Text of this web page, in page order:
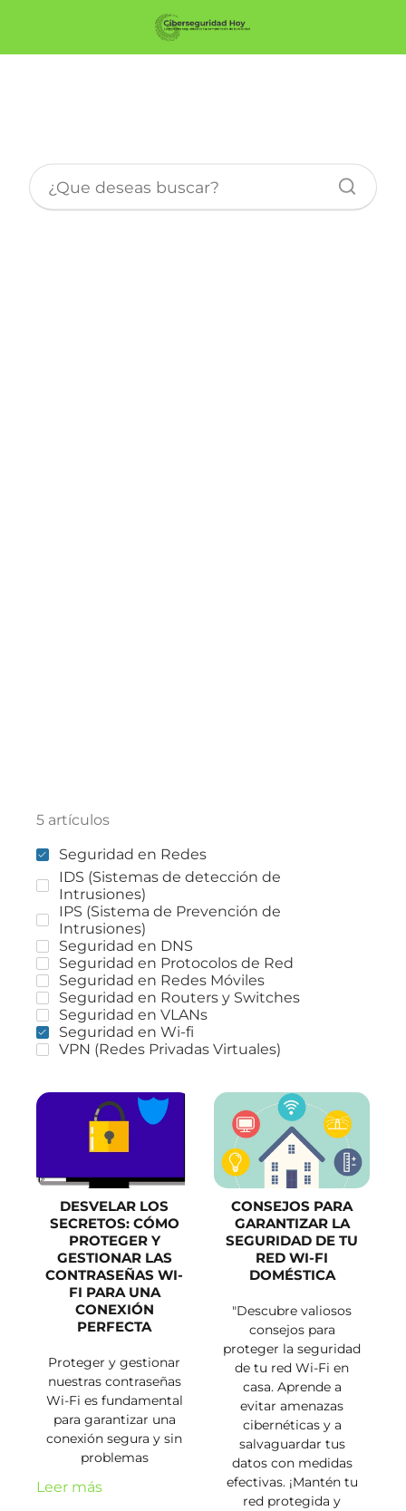
5 artículos
Seguridad en Redes
IDS (Sistemas de detección de
Intrusiones)
IPS (Sistema de Prevención de
Intrusiones)
Seguridad en DNS
Seguridad en Protocolos de Red
Seguridad en Redes Móviles
Seguridad en Routers y Switches
Seguridad en VLANs
Seguridad en Wi-fi
VPN (Redes Privadas Virtuales)
DESVELAR LOS
SECRETOS: CÓMO
PROTEGER Y
GESTIONAR LAS
CONTRASEÑAS WI-
FI PARA UNA
CONEXIÓN
PERFECTA
Proteger y gestionar
nuestras contraseñas
Wi-Fi es fundamental
para garantizar una
conexión segura y sin
problemas
Leer más
CONSEJOS PARA
GARANTIZAR LA
SEGURIDAD DE TU
RED WI-FI
DOMÉSTICA
"Descubre valiosos
consejos para
proteger la seguridad
de tu red Wi-Fi en
casa. Aprende a
evitar amenazas
cibernéticas y a
salvaguardar tus
datos con medidas
efectivas. ¡Mantén tu
red protegida y